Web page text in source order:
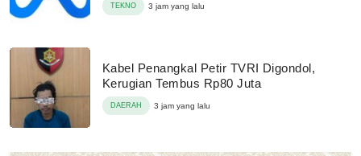
TEKNO 3 jam yang lalu
Kabel Penangkal Petir TVRI Digondol,
Kerugian Tembus Rp80 Juta
DAERAH 3 jam yang lalu